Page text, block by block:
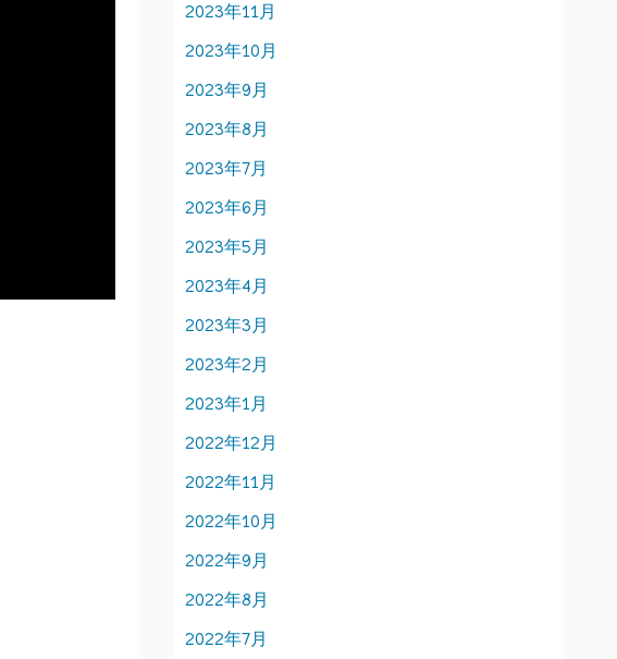
2023年11月
2023年10月
2023年9月
2023年8月
2023年7月
2023年6月
2023年5月
2023年4月
2023年3月
2023年2月
2023年1月
2022年12月
2022年11月
2022年10月
2022年9月
2022年8月
2022年7月